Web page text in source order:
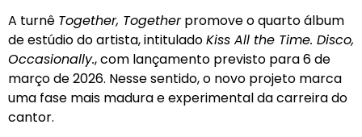
A turnê Together, Togetherpromove o quarto álbum
de estúdio do artista, intituladoKiss All the Time. Disco,
Occasionally., com lançamento previsto para 6 de
março de 2026. Nesse sentido, o novo projeto marca
uma fase mais madura e experimental da carreira do
cantor.